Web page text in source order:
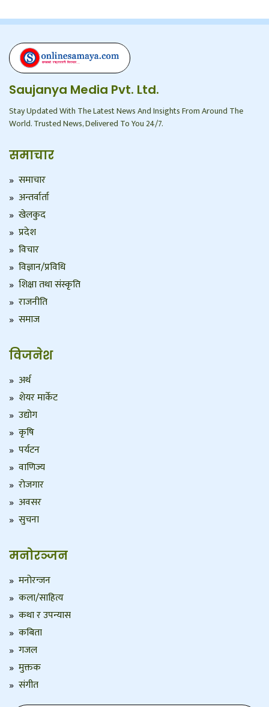
Saujanya Media Pvt. Ltd.
Stay Updated With The Latest News And Insights From Around The
World. Trusted News, Delivered To You 24/7.
समाचार
समाचार
अन्तर्वार्ता
खेलकुद
प्रदेश
विचार
विज्ञान/प्रविधि
शिक्षा तथा संस्कृति
राजनीति
समाज
विजनेश
अर्थ
शेयर मार्केट
उद्योग
कृषि
पर्यटन
वाणिज्य
रोजगार
अवसर
सुचना
मनोरञ्जन
मनोरन्जन
कला/साहित्य
कथा र उपन्यास
कबिता
गजल
मुक्तक
संगीत